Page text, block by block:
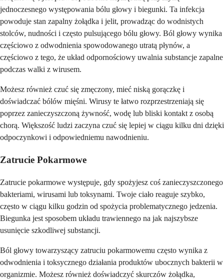
jednoczesnego występowania bólu głowy i biegunki. Ta infekcja
powoduje stan zapalny żołądka i jelit, prowadząc do wodnistych
stolców, nudności i często pulsującego bólu głowy. Ból głowy wynika
częściowo z odwodnienia spowodowanego utratą płynów, a
częściowo z tego, że układ odpornościowy uwalnia substancje zapalne
podczas walki z wirusem.
Możesz również czuć się zmęczony, mieć niską gorączkę i
doświadczać bólów mięśni. Wirusy te łatwo rozprzestrzeniają się
poprzez zanieczyszczoną żywność, wodę lub bliski kontakt z osobą
chorą. Większość ludzi zaczyna czuć się lepiej w ciągu kilku dni dzięki
odpoczynkowi i odpowiedniemu nawodnieniu.
Zatrucie Pokarmowe
Zatrucie pokarmowe występuje, gdy spożyjesz coś zanieczyszczonego
bakteriami, wirusami lub toksynami. Twoje ciało reaguje szybko,
często w ciągu kilku godzin od spożycia problematycznego jedzenia.
Biegunka jest sposobem układu trawiennego na jak najszybsze
usunięcie szkodliwej substancji.
Ból głowy towarzyszący zatruciu pokarmowemu często wynika z
odwodnienia i toksycznego działania produktów ubocznych bakterii w
organizmie. Możesz również doświadczyć skurczów żołądka,